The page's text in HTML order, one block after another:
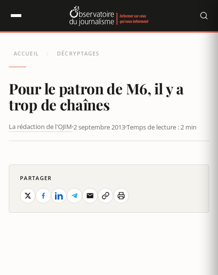
ACCUEIL / DÉCRYPTAGES
Pour le patron de M6, il y a
trop de chaînes
La rédaction de l'OJIM 2 septembre 2013Temps de lecture : 2 min
PARTAGER
Panneau de gestion des cookies